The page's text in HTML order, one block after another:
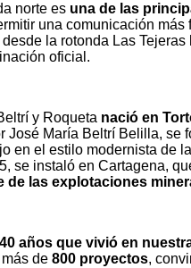
norte es una de las
una comunicación
la rotonda Las
oficial.
y Roqueta nació en
José María Beltrí Belilla, se
en el estilo modernista de
se instaló en Cartagena,
de las explotaciones
40 años que vivió en
de 800 proyectos,